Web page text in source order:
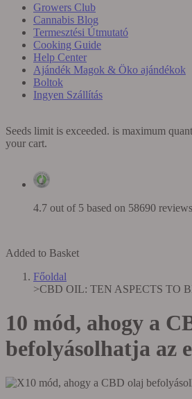
Growers Club
Cannabis Blog
Termesztési Útmutató
Cooking Guide
Help Center
Ajándék Magok & Öko ajándékok
Boltok
Ingyen Szállítás
Seeds limit is exceeded. is maximum
your cart.
4.7 out of 5 based on 58690 reviews
Added to Basket
Főoldal
>CBD OIL: TEN ASPECTS TO
10 mód, ahogy a
befolyásolhatja az